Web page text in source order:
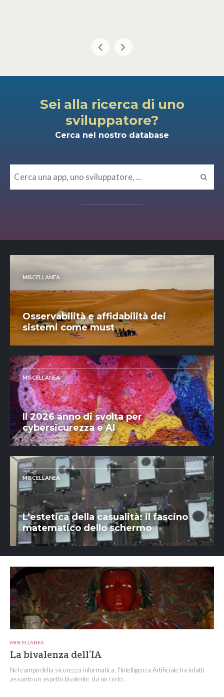
Sei alla ricerca di uno
sviluppatore?
Cerca nel nostro database
MISCELLANEA
Osservabilità e affidabilità dei
sistemi come must
MISCELLANEA
Il 2026 anno di svolta per
cybersicurezza e AI
MISCELLANEA
L’estetica della casualità: il fascino
matematico dello schermo
MISCELLANEA
La bivalenza dell’IA
Nel campo della sicurezza informatica, l’Intelligenza Artificiale ha infatti
assunto un aspetto bivalente, da un certo...